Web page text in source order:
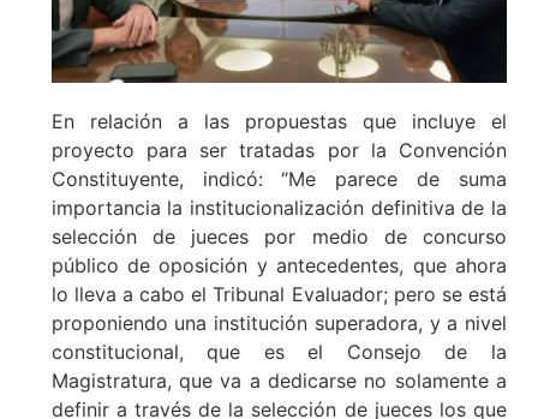
En relación a las propuestas que incluye el
proyecto para ser tratadas por la Convención
Constituyente, indicó: “Me parece de suma
importancia la institucionalización definitiva de la
selección de jueces por medio de concurso
público de oposición y antecedentes, que ahora
lo lleva a cabo el Tribunal Evaluador; pero se está
proponiendo una institución superadora, y a nivel
constitucional, que es el Consejo de la
Magistratura, que va a dedicarse no solamente a
definir a través de la selección de jueces los que